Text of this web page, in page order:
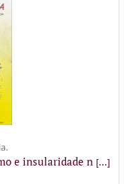
e insularidade n [...]